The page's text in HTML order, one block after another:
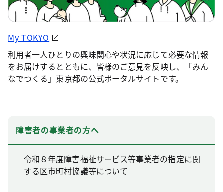
My TOKYO
利用者一人ひとりの興味関心や状況に応じて必要な情報
をお届けするとともに、皆様のご意見を反映し、「みん
なでつくる」東京都の公式ポータルサイトです。
障害者の事業者の方へ
令和８年度障害福祉サービス等事業者の指定に関
する区市町村協議等について